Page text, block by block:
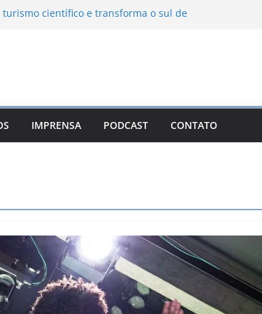
científico e transforma o sul de
das serras brasileiras
Ambiental Immensità bate recorde de
do Jordão
León: o Pueblo Mágico com ruas
e turismo à beira da represa
IMPRENSA PODCAST CONTATO